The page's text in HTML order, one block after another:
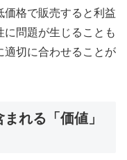
価格で販売すると利益
問題が生じることも
適切に合わせることが
れる「価値」